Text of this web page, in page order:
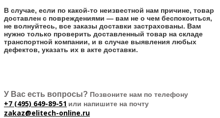
В случае, если по какой-то неизвестной нам причине, товар
доставлен с повреждениями — вам не о чем беспокоиться,
не волнуйтесь, все заказы доставки застрахованы. Вам
нужно только проверить доставленный товар на складе
транспортной компании, и в случае выявления любых
дефектов, указать их в акте доставки.
У Вас есть вопросы? Позвоните нам по телефону
+7 (495) 649-89-51 или напишите на почту
zakaz@elitech-online.ru